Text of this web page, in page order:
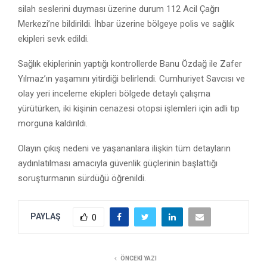
silah seslerini duyması üzerine durum 112 Acil Çağrı
Merkezi’ne bildirildi. İhbar üzerine bölgeye polis ve sağlık
ekipleri sevk edildi.
Sağlık ekiplerinin yaptığı kontrollerde Banu Özdağ ile Zafer
Yılmaz’ın yaşamını yitirdiği belirlendi. Cumhuriyet Savcısı ve
olay yeri inceleme ekipleri bölgede detaylı çalışma
yürütürken, iki kişinin cenazesi otopsi işlemleri için adli tıp
morguna kaldırıldı.
Olayın çıkış nedeni ve yaşananlara ilişkin tüm detayların
aydınlatılması amacıyla güvenlik güçlerinin başlattığı
soruşturmanın sürdüğü öğrenildi.
PAYLAŞ 0
ÖNCEKI YAZI